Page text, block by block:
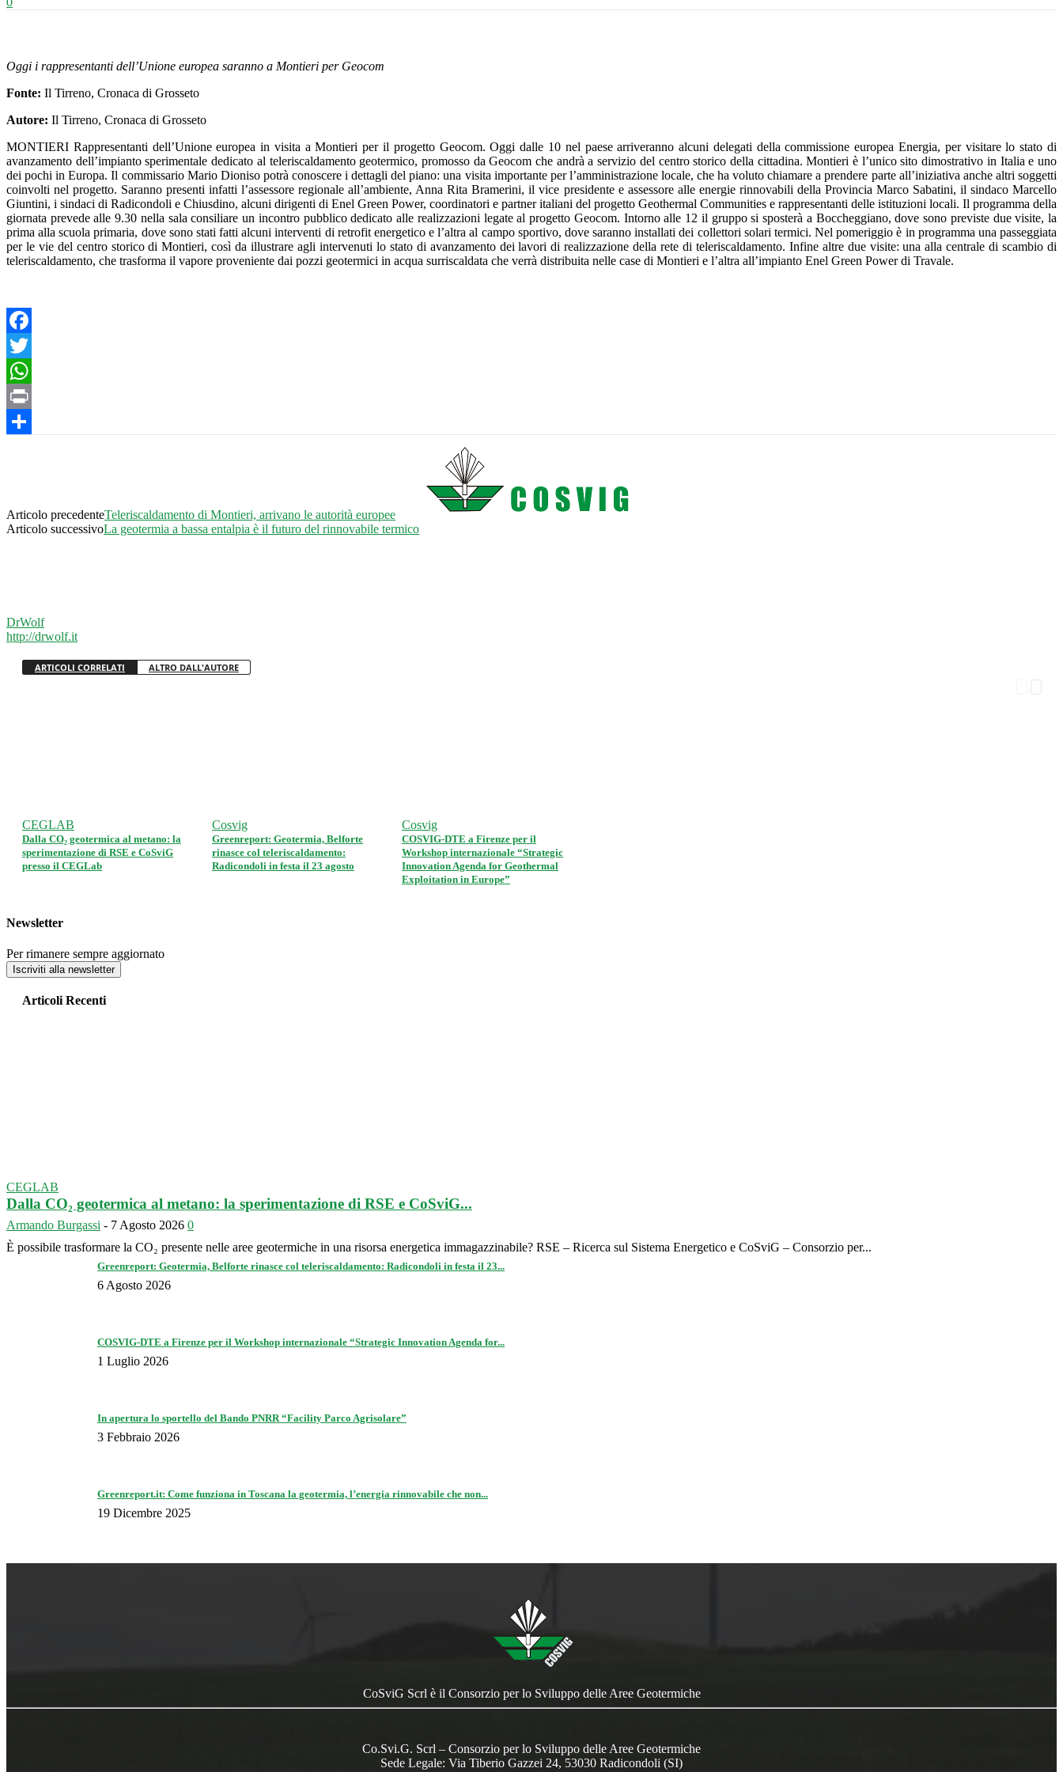
Oggi i rappresentanti dell’Unione europea saranno a Montieri per Geocom
Fonte: Il Tirreno, Cronaca di Grosseto
Autore: Il Tirreno, Cronaca di Grosseto
MONTIERI Rappresentanti dell’Unione europea in visita a Montieri per il progetto Geocom. Oggi dalle 10 nel paese arriveranno alcuni delegati della commissione europea Energia, per visitare lo stato di
avanzamento dell’impianto sperimentale dedicato al teleriscaldamento geotermico, promosso da Geocom che andrà a servizio del centro storico della cittadina. Montieri è l’unico sito dimostrativo in Italia e uno
dei pochi in Europa. Il commissario Mario Dioniso potrà conoscere i dettagli del piano: una visita importante per l’amministrazione locale, che ha voluto chiamare a prendere parte all’iniziativa anche altri soggetti
coinvolti nel progetto. Saranno presenti infatti l’assessore regionale all’ambiente, Anna Rita Bramerini, il vice presidente e assessore alle energie rinnovabili della Provincia Marco Sabatini, il sindaco Marcello
Giuntini, i sindaci di Radicondoli e Chiusdino, alcuni dirigenti di Enel Green Power, coordinatori e partner italiani del progetto Geothermal Communities e rappresentanti delle istituzioni locali. Il programma della
giornata prevede alle 9.30 nella sala consiliare un incontro pubblico dedicato alle realizzazioni legate al progetto Geocom. Intorno alle 12 il gruppo si sposterà a Boccheggiano, dove sono previste due visite, la
prima alla scuola primaria, dove sono stati fatti alcuni interventi di retrofit energetico e l’altra al campo sportivo, dove saranno installati dei collettori solari termici. Nel pomeriggio è in programma una passeggiata
per le vie del centro storico di Montieri, così da illustrare agli intervenuti lo stato di avanzamento dei lavori di realizzazione della rete di teleriscaldamento. Infine altre due visite: una alla centrale di scambio di
teleriscaldamento, che trasforma il vapore proveniente dai pozzi geotermici in acqua surriscaldata che verrà distribuita nelle case di Montieri e l’altra all’impianto Enel Green Power di Travale.
Facebook
Twitter
WhatsApp
Print
Articolo precedenteTeleriscaldamento di Montieri, arrivano le autorità europee
Articolo successivoLa geotermia a bassa entalpia è il futuro del rinnovabile termico
DrWolf
http://drwolf.it
ARTICOLI CORRELATI ALTRO DALL'AUTORE
CEGLAB
Dalla CO₂ geotermica al metano: la
sperimentazione di RSE e CoSviG
presso il CEGLab
Cosvig
Greenreport: Geotermia, Belforte
rinasce col teleriscaldamento:
Radicondoli in festa il 23 agosto
Cosvig
COSVIG-DTE a Firenze per il
Workshop internazionale “Strategic
Innovation Agenda for Geothermal
Exploitation in Europe”
Newsletter
Per rimanere sempre aggiornato
Iscriviti alla newsletter
Articoli Recenti
CEGLAB
Dalla CO₂ geotermica al metano: la sperimentazione di RSE e CoSviG...
Armando Burgassi - 7 Agosto 2026 0
È possibile trasformare la CO₂ presente nelle aree geotermiche in una risorsa energetica immagazzinabile? RSE – Ricerca sul Sistema Energetico e CoSviG – Consorzio per...
Greenreport: Geotermia, Belforte rinasce col teleriscaldamento: Radicondoli in festa il 23...
6 Agosto 2026
COSVIG-DTE a Firenze per il Workshop internazionale “Strategic Innovation Agenda for...
1 Luglio 2026
In apertura lo sportello del Bando PNRR “Facility Parco Agrisolare”
3 Febbraio 2026
Greenreport.it: Come funziona in Toscana la geotermia, l’energia rinnovabile che non...
19 Dicembre 2025
CoSviG Scrl è il Consorzio per lo Sviluppo delle Aree Geotermiche
Co.Svi.G. Scrl – Consorzio per lo Sviluppo delle Aree Geotermiche
Sede Legale: Via Tiberio Gazzei 24, 53030 Radicondoli (SI)